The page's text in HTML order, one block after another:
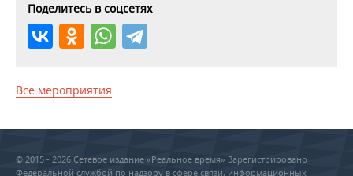
Поделитесь в соцсетях
Все мероприятия
© 2015 - 2026 Сетевое издание «Реальное время» Зарегистрировано
Федеральной службой по надзору в сфере связи, информационных